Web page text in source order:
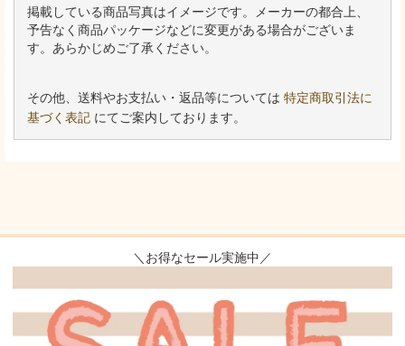
掲載している商品写真はイメージです。メーカーの都合上、
予告なく商品パッケージなどに変更がある場合がございま
す。あらかじめご了承ください。
その他、送料やお支払い・返品等については 特定商取引法に
基づく表記 にてご案内しております。
＼お得なセール実施中／